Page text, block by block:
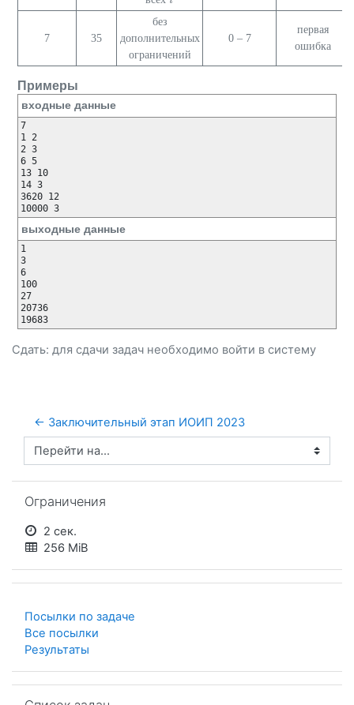
7 35
без
дополнительных
ограничений
0 – 7
первая
ошибка
Примеры
входные данные
7
1 2
2 3
6 5
13 10
14 3
3620 12
10000 3
выходные данные
1
3
6
100
27
20736
19683
Сдать: для сдачи задач необходимо войти в систему
← Заключительный этап ИОИП 2023
Перейти на...
Ограничения
2 сек.
256 MiB
Посылки по задаче
Все посылки
Результаты